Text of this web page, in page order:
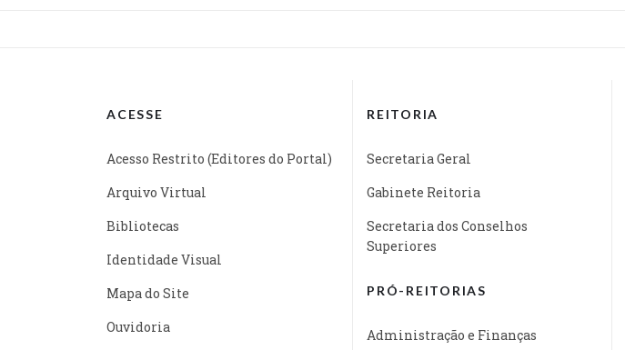
ACESSE
Acesso Restrito (Editores do Portal)
Arquivo Virtual
Bibliotecas
Identidade Visual
Mapa do Site
Ouvidoria
REITORIA
Secretaria Geral
Gabinete Reitoria
Secretaria dos Conselhos
Superiores
PRÓ-REITORIAS
Administração e Finanças